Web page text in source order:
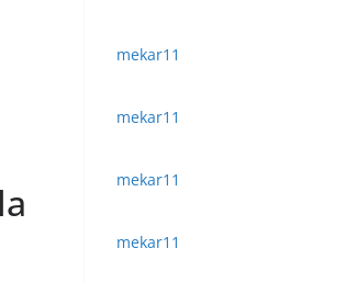
mekar11
mekar11
mekar11
mekar11